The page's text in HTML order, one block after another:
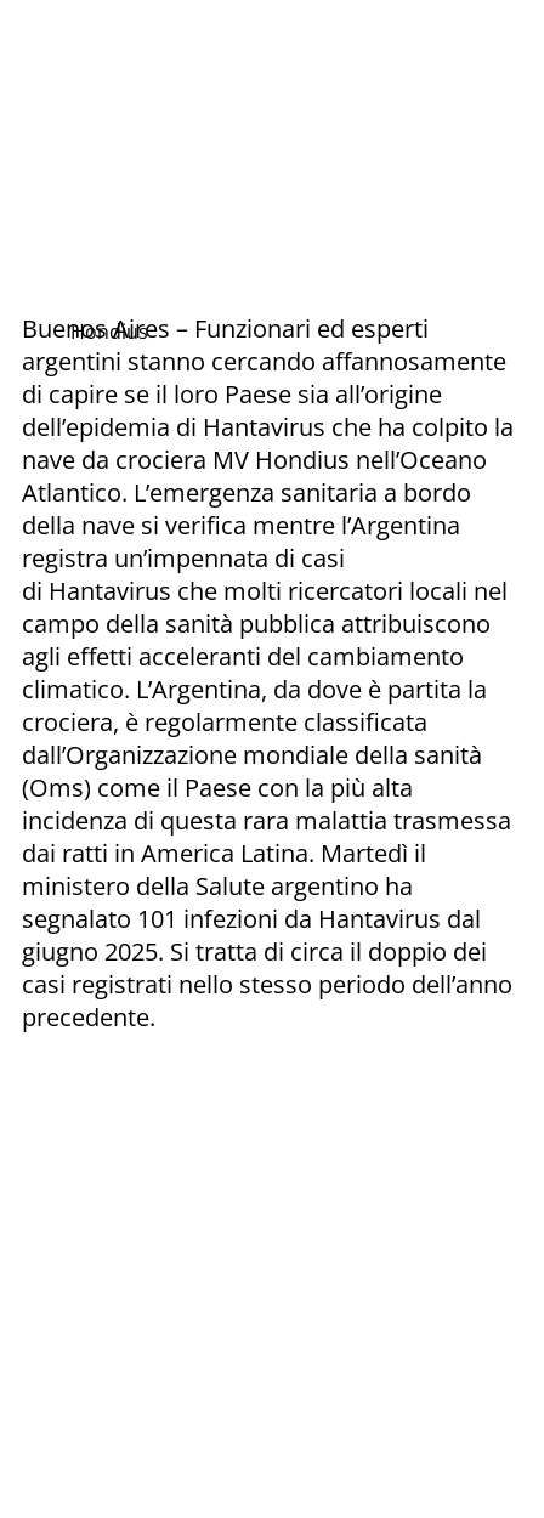
Hondius
Buenos Aires – Funzionari ed esperti
argentini stanno cercando affannosamente
di capire se il loro Paese sia all’origine
dell’epidemia di Hantavirus che ha colpito la
nave da crociera MV Hondius nell’Oceano
Atlantico. L’emergenza sanitaria a bordo
della nave si verifica mentre l’Argentina
registra un’impennata di casi
di Hantavirus che molti ricercatori locali nel
campo della sanità pubblica attribuiscono
agli effetti acceleranti del cambiamento
climatico. L’Argentina, da dove è partita la
crociera, è regolarmente classificata
dall’Organizzazione mondiale della sanità
(Oms) come il Paese con la più alta
incidenza di questa rara malattia trasmessa
dai ratti in America Latina. Martedì il
ministero della Salute argentino ha
segnalato 101 infezioni da Hantavirus dal
giugno 2025. Si tratta di circa il doppio dei
casi registrati nello stesso periodo dell’anno
precedente.